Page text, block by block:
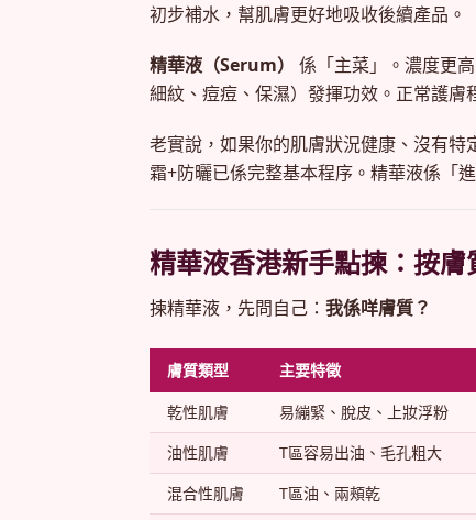
初步補水，幫肌膚更好地吸收後續產品。
精華液（Serum）
係「主菜」。濃度更
細紋、痘痘、保濕）發揮功效。正常護膚
老實說，如果你的肌膚狀況健康、沒有
霜+防曬已係完整基本程序。精華液係「
精華液香港新手點揀：按
揀精華液，先問自己： 我係咩膚質？
膚質類型 主要特徵
乾性肌膚
易繃緊、脫皮、上妝浮粉
油性肌膚
T區容易出油、毛孔粗大
混合性肌膚
T區油、兩頰乾